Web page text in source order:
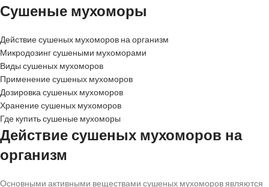
Сушеные мухоморы
Действие сушеных мухоморов на организм
Микродозинг сушеными мухоморами
Виды сушеных мухоморов
Применение сушеных мухоморов
Дозировка сушеных мухоморов
Хранение сушеных мухоморов
Где купить сушеные мухоморы
Действие сушеных мухоморов на
организм
Основными активными веществами сушеных мухоморов являются